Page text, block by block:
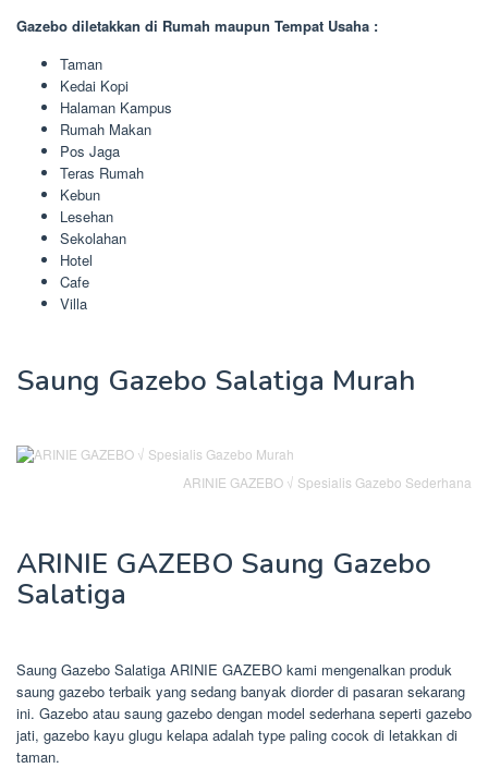
Gazebo diletakkan di Rumah maupun Tempat Usaha :
Taman
Kedai Kopi
Halaman Kampus
Rumah Makan
Pos Jaga
Teras Rumah
Kebun
Lesehan
Sekolahan
Hotel
Cafe
Villa
Saung Gazebo Salatiga Murah
ARINIE GAZEBO √ Spesialis Gazebo Sederhana
ARINIE GAZEBO Saung Gazebo
Salatiga
Saung Gazebo Salatiga ARINIE GAZEBO kami mengenalkan produk
saung gazebo terbaik yang sedang banyak diorder di pasaran sekarang
ini. Gazebo atau saung gazebo dengan model sederhana seperti gazebo
jati, gazebo kayu glugu kelapa adalah type paling cocok di letakkan di
taman.